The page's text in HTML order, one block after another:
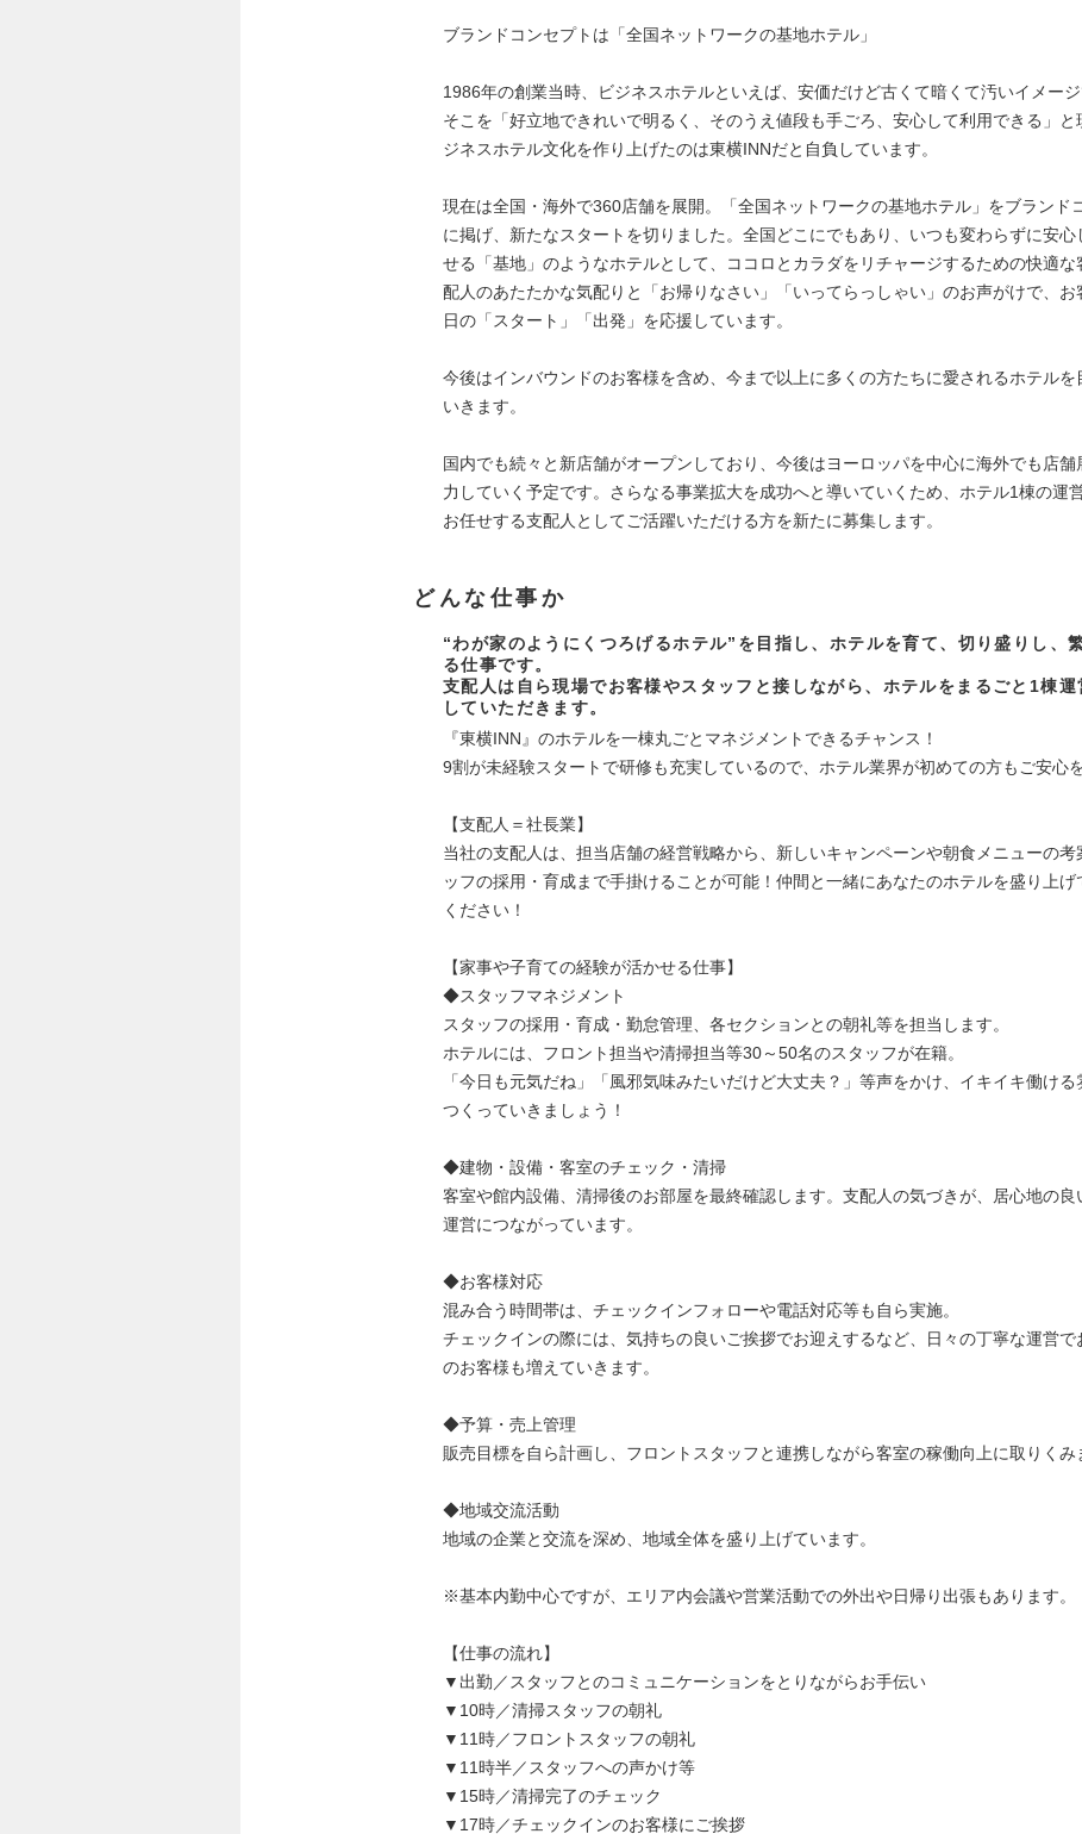
ブランドコンセプトは「全国ネットワークの基地ホテル」
1986年の創業当時、ビジネスホテルといえば、安価だけど古くて暗くて汚いイメージ
そこを「好立地できれいで明るく、そのうえ値段も手ごろ、安心して利用できる」と
ジネスホテル文化を作り上げたのは東横INNだと自負しています。
現在は全国・海外で360店舗を展開。「全国ネットワークの基地ホテル」をブランド
に掲げ、新たなスタートを切りました。全国どこにでもあり、いつも変わらずに安心
せる「基地」のようなホテルとして、ココロとカラダをリチャージするための快適な
配人のあたたかな気配りと「お帰りなさい」「いってらっしゃい」のお声がけで、お
日の「スタート」「出発」を応援しています。
今後はインバウンドのお客様を含め、今まで以上に多くの方たちに愛されるホテルを
いきます。
国内でも続々と新店舗がオープンしており、今後はヨーロッパを中心に海外でも店舗
力していく予定です。さらなる事業拡大を成功へと導いていくため、ホテル1棟の運
お任せする支配人としてご活躍いただける方を新たに募集します。
どんな仕事か
“わが家のようにくつろげるホテル”を目指し、ホテルを育て、切り盛りし、
る仕事です。
支配人は自ら現場でお客様やスタッフと接しながら、ホテルをまるごと1棟運
していただきます。
『東横INN』のホテルを一棟丸ごとマネジメントできるチャンス！
9割が未経験スタートで研修も充実しているので、ホテル業界が初めての方もご安心
【支配人＝社長業】
当社の支配人は、担当店舗の経営戦略から、新しいキャンペーンや朝食メニューの考
ッフの採用・育成まで手掛けることが可能！仲間と一緒にあなたのホテルを盛り上げ
ください！
【家事や子育ての経験が活かせる仕事】
◆スタッフマネジメント
スタッフの採用・育成・勤怠管理、各セクションとの朝礼等を担当します。
ホテルには、フロント担当や清掃担当等30～50名のスタッフが在籍。
「今日も元気だね」「風邪気味みたいだけど大丈夫？」等声をかけ、イキイキ働ける
つくっていきましょう！
◆建物・設備・客室のチェック・清掃
客室や館内設備、清掃後のお部屋を最終確認します。支配人の気づきが、居心地の良
運営につながっています。
◆お客様対応
混み合う時間帯は、チェックインフォローや電話対応等も自ら実施。
チェックインの際には、気持ちの良いご挨拶でお迎えするなど、日々の丁寧な運営で
のお客様も増えていきます。
◆予算・売上管理
販売目標を自ら計画し、フロントスタッフと連携しながら客室の稼働向上に取りくみ
◆地域交流活動
地域の企業と交流を深め、地域全体を盛り上げています。
※基本内勤中心ですが、エリア内会議や営業活動での外出や日帰り出張もあります。
【仕事の流れ】
▼出勤／スタッフとのコミュニケーションをとりながらお手伝い
▼10時／清掃スタッフの朝礼
▼11時／フロントスタッフの朝礼
▼11時半／スタッフへの声かけ等
▼15時／清掃完了のチェック
▼17時／チェックインのお客様にご挨拶